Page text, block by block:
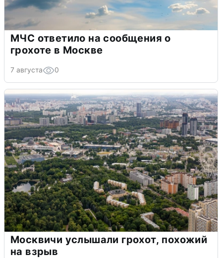
МЧС ответило на сообщения о
грохоте в Москве
7 августа 0
Москвичи услышали грохот, похожий
на взрыв